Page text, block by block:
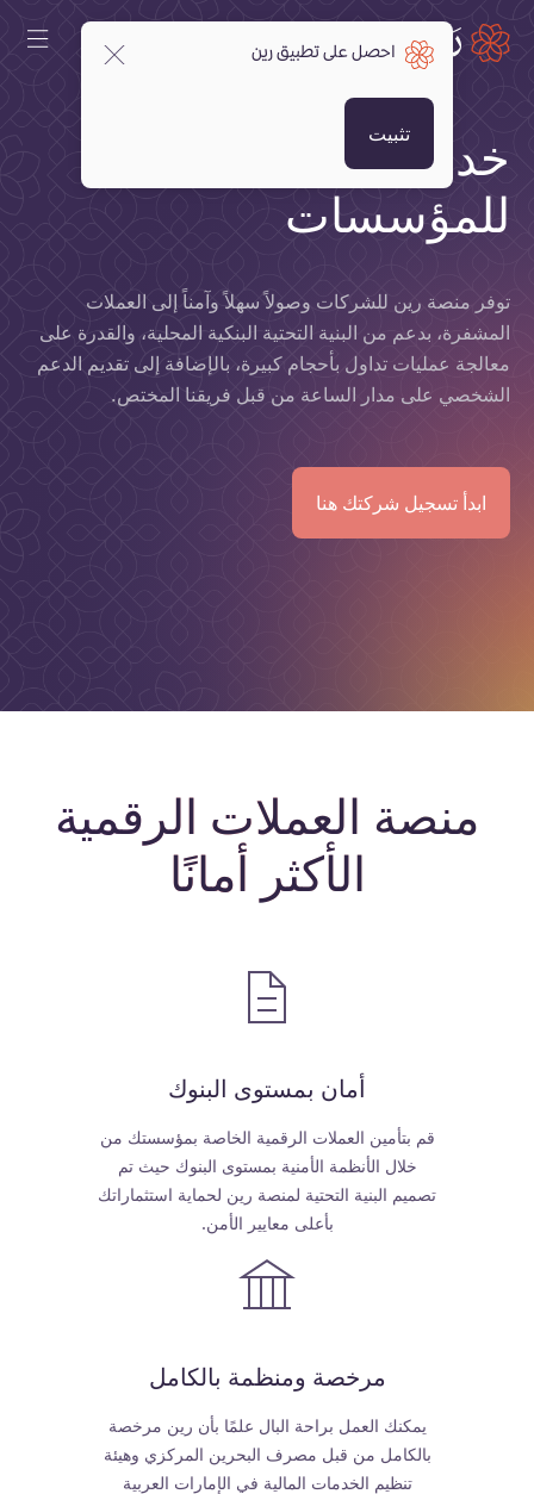
خدمات تداول كريبتو
للمؤسسات
توفر منصة رين للشركات وصولاً سهلاً وآمناً إلى العملات
المشفرة، بدعم من البنية التحتية البنكية المحلية، والقدرة على
معالجة عمليات تداول بأحجام كبيرة، بالإضافة إلى تقديم الدعم
الشخصي على مدار الساعة من قبل فريقنا المختص.
ابدأ تسجيل شركتك هنا
منصة العملات الرقمية
الأكثر أمانًا
أمان بمستوى البنوك
قم بتأمين العملات الرقمية الخاصة بمؤسستك من
خلال الأنظمة الأمنية بمستوى البنوك حيث تم
تصميم البنية التحتية لمنصة رين لحماية استثماراتك
بأعلى معايير الأمن.
مرخصة ومنظمة بالكامل
يمكنك العمل براحة البال علمًا بأن رين مرخصة
بالكامل من قبل مصرف البحرين المركزي وهيئة
تنظيم الخدمات المالية في الإمارات العربية
احصل على تطبيق رين
تثبيت